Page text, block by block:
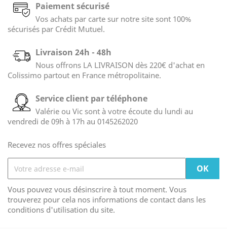
Paiement sécurisé
Vos achats par carte sur notre site sont 100%
sécurisés par Crédit Mutuel.
Livraison 24h - 48h
Nous offrons LA LIVRAISON dès 220€ d'achat en
Colissimo partout en France métropolitaine.
Service client par téléphone
Valérie ou Vic sont à votre écoute du lundi au
vendredi de 09h à 17h au 0145262020
Recevez nos offres spéciales
Vous pouvez vous désinscrire à tout moment. Vous
trouverez pour cela nos informations de contact dans les
conditions d'utilisation du site.